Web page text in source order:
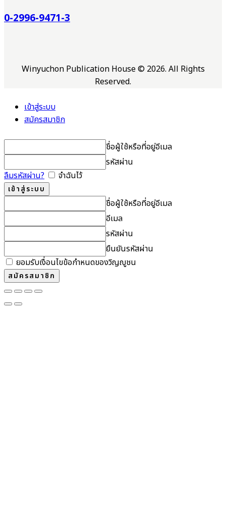
0-2996-9471-3
Winyuchon Publication House © 2026. All Rights
Reserved.
เข้าสู่ระบบ
สมัครสมาชิก
ชื่อผู้ใช้หรือที่อยู่อีเมล
รหัสผ่าน
ลืมรหัสผ่าน?
จำฉันไว้
ชื่อผู้ใช้หรือที่อยู่อีเมล
อีเมล
รหัสผ่าน
ยืนยันรหัสผ่าน
ยอมรับเงื่อนไขข้อกำหนดของวิญญูชน